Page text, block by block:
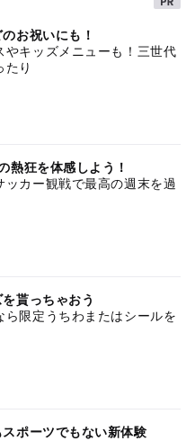
お祝いにも！
やキッズメニューも！三世代
たり
狂を体感しよう！
ッカー観戦で最高の週末を過
貰っちゃおう
ら限定うちわまたはシールを
ポーツでもない新体験